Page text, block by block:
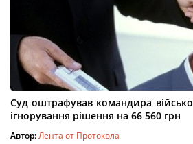
Суд оштрафував командира
ігнорування рішення на 66 560 грн
Автор:Лента от Протокола